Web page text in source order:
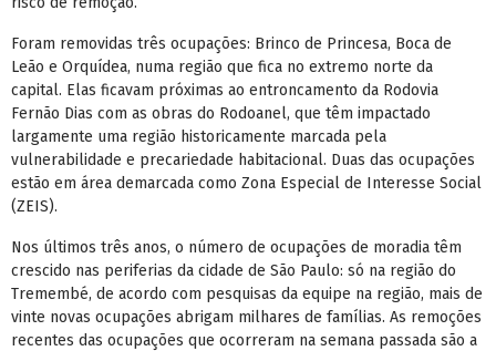
Foram removidas três ocupações: Brinco de Princesa, Boca de
Leão e Orquídea, numa região que fica no extremo norte da
capital. Elas ficavam próximas ao entroncamento da Rodovia
Fernão Dias com as obras do Rodoanel, que têm impactado
largamente uma região historicamente marcada pela
vulnerabilidade e precariedade habitacional. Duas das ocupações
estão em área demarcada como Zona Especial de Interesse Social
(ZEIS).
Nos últimos três anos, o número de ocupações de moradia têm
crescido nas periferias da cidade de São Paulo: só na região do
Tremembé, de acordo com pesquisas da equipe na região, mais de
vinte novas ocupações abrigam milhares de famílias. As remoções
recentes das ocupações que ocorreram na semana passada são a